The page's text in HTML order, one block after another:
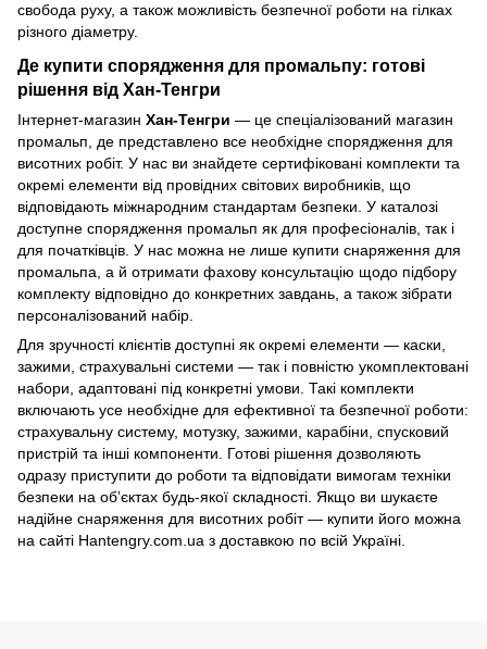
свобода руху, а також можливість безпечної роботи на гілках
різного діаметру.
Де купити спорядження для промальпу: готові
рішення від Хан-Тенгри
Інтернет-магазин Хан-Тенгри — це спеціалізований магазин
промальп, де представлено все необхідне спорядження для
висотних робіт. У нас ви знайдете сертифіковані комплекти та
окремі елементи від провідних світових виробників, що
відповідають міжнародним стандартам безпеки. У каталозі
доступне спорядження промальп як для професіоналів, так і
для початківців. У нас можна не лише купити снаряження для
промальпа, а й отримати фахову консультацію щодо підбору
комплекту відповідно до конкретних завдань, а також зібрати
персоналізований набір.
Для зручності клієнтів доступні як окремі елементи — каски,
зажими, страхувальні системи — так і повністю укомплектовані
набори, адаптовані під конкретні умови. Такі комплекти
включають усе необхідне для ефективної та безпечної роботи:
страхувальну систему, мотузку, зажими, карабіни, спусковий
пристрій та інші компоненти. Готові рішення дозволяють
одразу приступити до роботи та відповідати вимогам техніки
безпеки на обʼєктах будь-якої складності. Якщо ви шукаєте
надійне снаряження для висотних робіт — купити його можна
на сайті Hantengry.com.ua з доставкою по всій Україні.